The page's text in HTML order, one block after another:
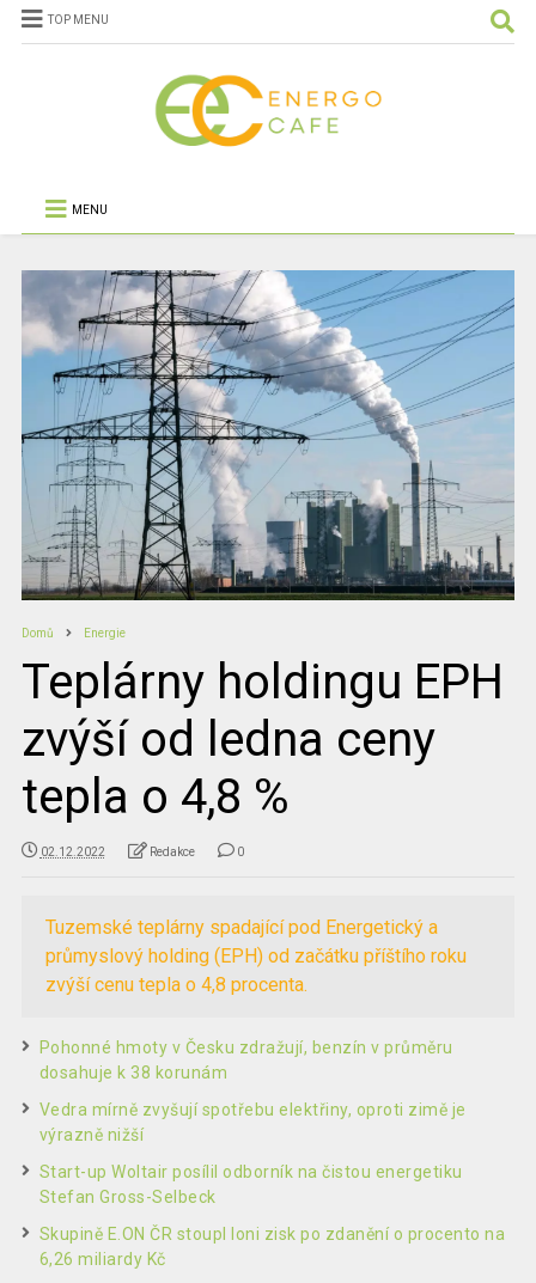
TOP MENU
MENU
Domů Energie
Teplárny holdingu EPH
zvýší od ledna ceny
tepla o 4,8 %
02.12.2022 Redakce 0
Tuzemské teplárny spadající pod Energetický a
průmyslový holding (EPH) od začátku příštího roku
zvýší cenu tepla o 4,8 procenta.
Pohonné hmoty v Česku zdražují, benzín v průměru
dosahuje k 38 korunám
Vedra mírně zvyšují spotřebu elektřiny, oproti zimě je
výrazně nižší
Start-up Woltair posílil odborník na čistou energetiku
Stefan Gross-Selbeck
Skupině E.ON ČR stoupl loni zisk po zdanění o procento na
6,26 miliardy Kč